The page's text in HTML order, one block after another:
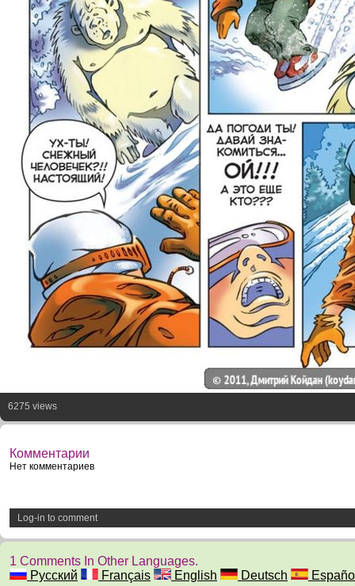
6275 views
Комментарии
Нет комментариев
Log-in to comment
1 Comments In Other Languages.
Русский
Français English Deutsch